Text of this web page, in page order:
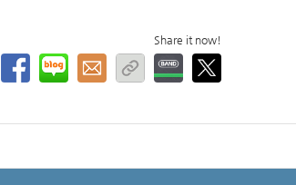
Share it now!